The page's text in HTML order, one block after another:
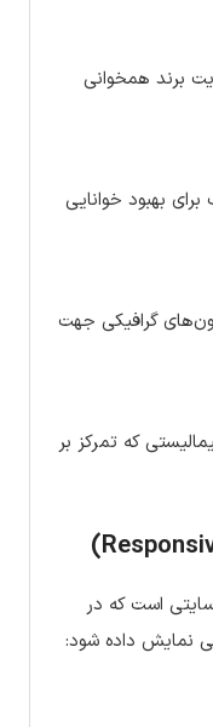
برند همخوانی
بهبود خوانایی
گرافیکی جهت
که تمرکز بر
است که در
نمایش داده شود: